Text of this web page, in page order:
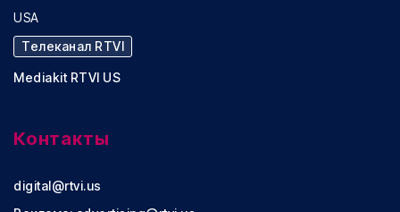
USA
Телеканал RTVI
Mediakit RTVI US
Контакты
digital@rtvi.us